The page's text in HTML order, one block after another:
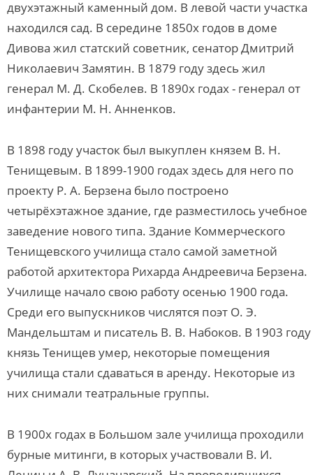
двухэтажный каменный дом. В левой части участка
находился сад. В середине 1850х годов в доме
Дивова жил статский советник, сенатор Дмитрий
Николаевич Замятин. В 1879 году здесь жил
генерал М. Д. Скобелев. В 1890х годах - генерал от
инфантерии М. Н. Анненков.
В 1898 году участок был выкуплен князем В. Н.
Тенищевым. В 1899-1900 годах здесь для него по
проекту Р. А. Берзена было построено
четырёхэтажное здание, где разместилось учебное
заведение нового типа. Здание Коммерческого
Тенищевского училища стало самой заметной
работой архитектора Рихарда Андреевича Берзена.
Училище начало свою работу осенью 1900 года.
Среди его выпускников числятся поэт О. Э.
Мандельштам и писатель В. В. Набоков. В 1903 году
князь Тенищев умер, некоторые помещения
училища стали сдаваться в аренду. Некоторые из
них снимали театральные группы.
В 1900х годах в Большом зале училища проходили
бурные митинги, в которых участвовали В. И.